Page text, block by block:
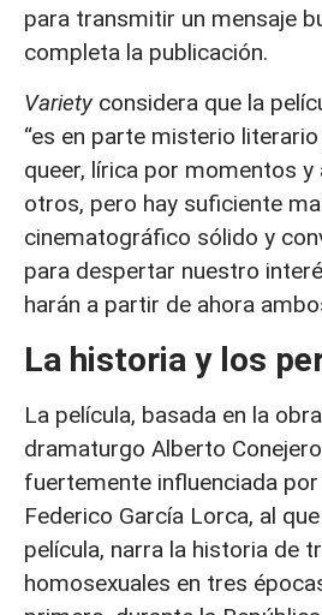
para transmitir un mensaje
completa la publicación.
Variety considera que la
“es en parte misterio
queer, lírica por momentos y
otros, pero hay suficiente
cinematográfico sólido y
para despertar nuestro
harán a partir de ahora
La historia y los
La película, basada en la
dramaturgo Alberto Conejero
fuertemente influenciada
Federico García Lorca, al
película, narra la historia de
homosexuales en tres